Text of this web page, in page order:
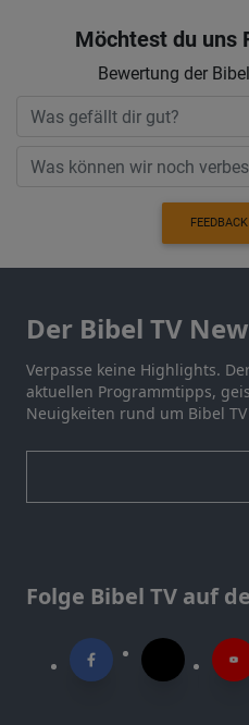
Möchtest du uns
Bewertung der
Der Bibel TV
Verpasse keine Highlights.
aktuellen Programmtipps,
Neuigkeiten rund um Bibel
Folge Bibel TV auf